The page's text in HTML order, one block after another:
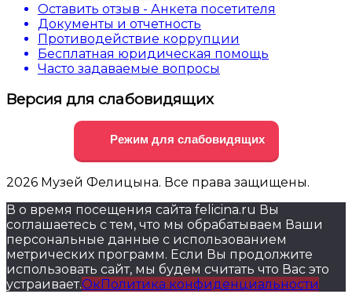
Оставить отзыв - Анкета посетителя
Документы и отчетность
Противодействие коррупции
Бесплатная юридическая помощь
Часто задаваемые вопросы
Версия для слабовидящих
Режим для слабовидящих
2026 Музей Фелицына. Все права защищены.
В о время посещения сайта felicina.ru Вы
соглашаетесь с тем, что мы обрабатываем Ваши
персональные данные с использованием
метрических программ. Если Вы продолжите
использовать сайт, мы будем считать что Вас это
устраивает.ОкПолитика конфиденциальности